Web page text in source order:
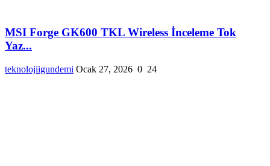
MSI Forge GK600 TKL Wireless İnceleme Tok
Yaz...
teknolojiigundemi Ocak 27, 2026 0 24